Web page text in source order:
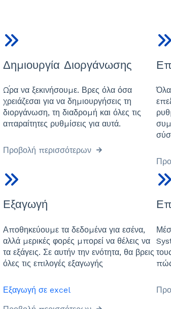
Δημιουργία Διοργάνωσης
Ώρα να ξεκινήσουμε. Βρες όλα όσα
χρειάζεσαι για να δημιουργήσεις τη
διοργάνωση, τη διαδρομή και όλες τις
απαραίτητες ρυθμίσεις για αυτά.
Προβολή περισσότερων
Όλα
Εξαγωγή
Αποθηκεύουμε τα δεδομένα για εσένα,
αλλά μερικές φορές μπορεί να θέλεις να
τα εξάγεις. Σε αυτήν την ενότητα, θα βρεις
όλες τις επιλογές εξαγωγής
Εξαγωγή σε excel